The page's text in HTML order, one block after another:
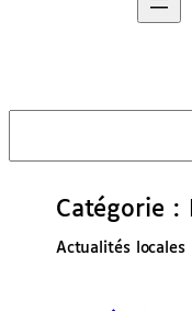
c
Catégorie :
Actualités locales